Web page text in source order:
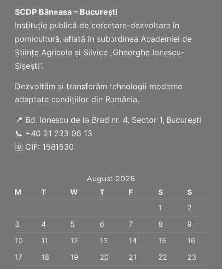
SCDP Băneasa – București
Instituție publică de cercetare-dezvoltare în
pomicultură, aflată în subordinea Academiei de
Științe Agricole și Silvice „Gheorghe Ionescu-
Șișești”.
Dezvoltăm și transferăm tehnologii moderne
adaptate condițiilor din România.
📍 Bd. Ionescu de la Brad nr. 4, Sector 1, București
📞 +40 21 233 06 13
🆔 CIF: 1581530
August 2026
M T W T F S
S
1
2
3
4 5 6 7 8
9
10
11 12 13 14 15
16
17
18 19 20 21 22
23